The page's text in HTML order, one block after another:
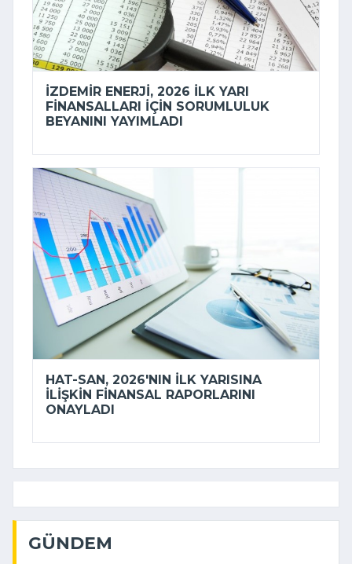
İZDEMİR ENERJI, 2026 ILK YARI
FINANSALLARI IÇIN SORUMLULUK
BEYANINI YAYIMLADI
HAT-SAN, 2026'NIN ILK YARISINA
ILIŞKIN FINANSAL RAPORLARINI
ONAYLADI
GÜNDEM